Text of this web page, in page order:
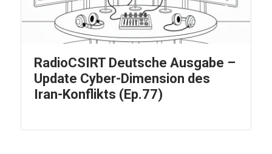
RadioCSIRT Deutsche Ausgabe –
Update Cyber-Dimension des
Iran-Konflikts (Ep.77)